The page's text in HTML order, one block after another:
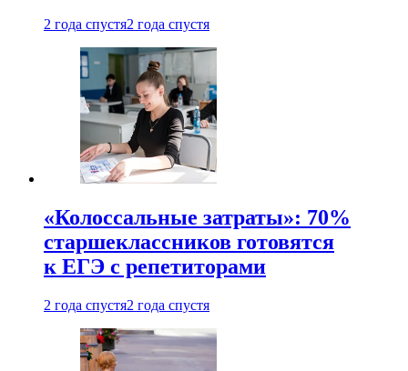
2 года спустя2 года спустя
«Колоссальные затраты»: 70%
старшеклассников готовятся
к ЕГЭ с репетиторами
2 года спустя2 года спустя